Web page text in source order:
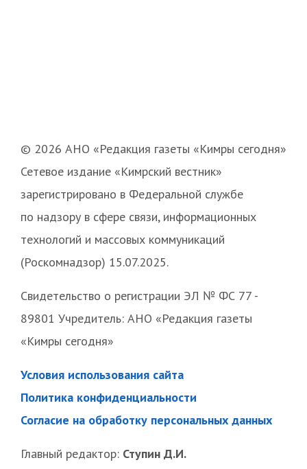
© 2026 АНО «Редакция газеты «Кимры сегодня»
Сетевое издание «Кимрский вестник»
зарегистрировано в Федеральной службе
по надзору в сфере связи, информационных
технологий и массовых коммуникаций
(Роскомнадзор) 15.07.2025.
Свидетельство о регистрации ЭЛ № ФС 77 -
89801 Учредитель: АНО «Редакция газеты
«Кимры сегодня»
Условия использования сайта
Политика конфиденциальности
Согласие на обработку персональных данных
Главный редактор: Ступин Д.И.